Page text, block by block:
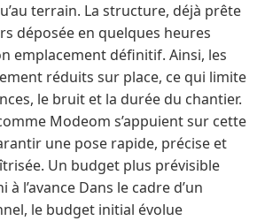
terrain. La structure, déjà prête
déposée en quelques heures
emplacement définitif. Ainsi, les
réduits sur place, ce qui limite
le bruit et la durée du chantier.
Modeom s’appuient sur cette
une pose rapide, précise et
Un budget plus prévisible
l’avance Dans le cadre d’un
le budget initial évolue